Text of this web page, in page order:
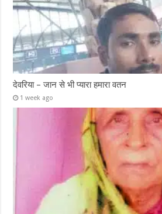
देवरिया – जान से भी प्यारा हमारा वतन
1 week ago